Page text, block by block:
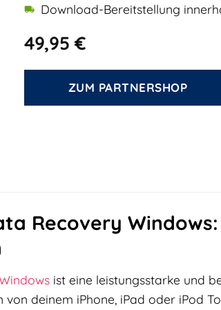
49,95€
Download-Bereitstellung
ZUM PARTNERSHOP
Recovery
ist eine leistungsstarke und
deinem iPhone, iPad oder iPod